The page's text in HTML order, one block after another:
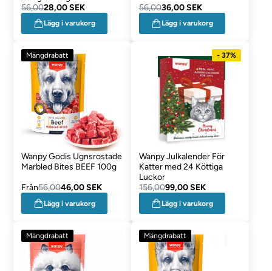
56,0028,00 SEK
Lägg i varukorg
56,0036,00 SEK
Lägg i varukorg
Mängdrabatt
Wanpy Godis Ugnsrostade
Marbled Bites BEEF 100g
Från56,0046,00 SEK
Lägg i varukorg
- 37%
Wanpy Julkalender För
Katter med 24 Köttiga
Luckor
156,0099,00 SEK
Lägg i varukorg
Mängdrabatt Mängdrabatt